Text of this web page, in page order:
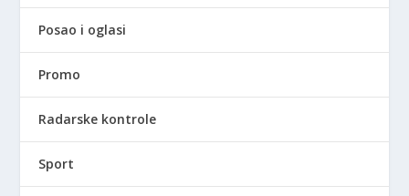
Posao i oglasi
Promo
Radarske kontrole
Sport